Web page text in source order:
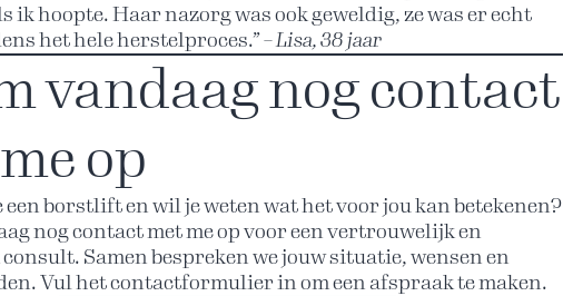
ik hoopte. Haar nazorg was ook geweldig, ze was er echt
het hele herstelproces.” –Lisa, 38 jaar
vandaag nog contact
op
een borstlift en wil je weten wat het voor jou kan betekenen?
nog contact met me op voor een vertrouwelijk en
Samen bespreken we jouw situatie, wensen en
Vul het contactformulier in om een afspraak te maken.